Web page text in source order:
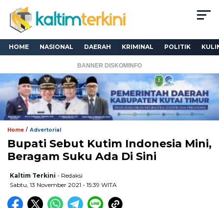
HOME NASIONAL DAERAH KRIMINAL POLITIK
BANNER DISKOMINFO
Home / Advertorial
Bupati Sebut Kutim Indonesia Mini,
Beragam Suku Ada Di Sini
Kaltim Terkini - Redaksi
Sabtu, 13 November 2021 - 15:39 WITA